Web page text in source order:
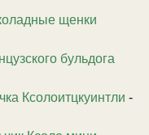
щенки
бульдога
Ксолоитцкуинтли -